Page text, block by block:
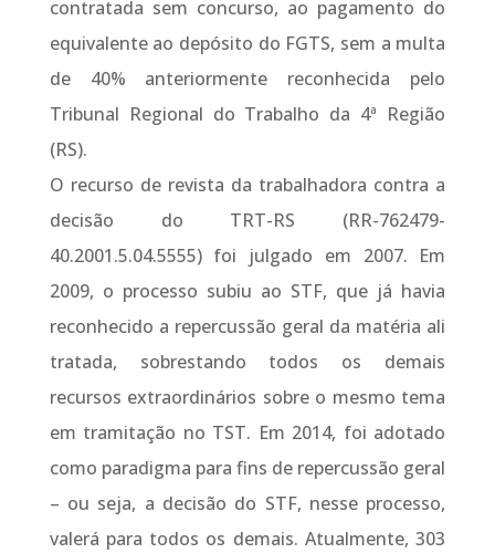
contratada sem concurso, ao pagamento do
equivalente ao depósito do FGTS, sem a multa
de 40% anteriormente reconhecida pelo
Tribunal Regional do Trabalho da 4ª Região
(RS).
O recurso de revista da trabalhadora contra a
decisão do TRT-RS (RR-762479-
40.2001.5.04.5555) foi julgado em 2007. Em
2009, o processo subiu ao STF, que já havia
reconhecido a repercussão geral da matéria ali
tratada, sobrestando todos os demais
recursos extraordinários sobre o mesmo tema
em tramitação no TST. Em 2014, foi adotado
como paradigma para fins de repercussão geral
– ou seja, a decisão do STF, nesse processo,
valerá para todos os demais. Atualmente, 303